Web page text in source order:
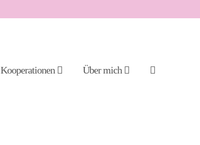
Kooperationen Über mich
Suche-